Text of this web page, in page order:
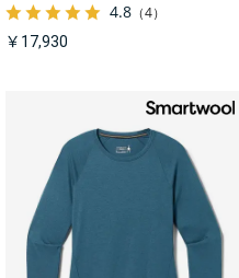
4.8 （4）
￥17,930